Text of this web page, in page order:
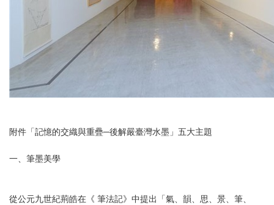
附件「記憶的交織與重疊─後解嚴臺灣水墨」五大主題
一、筆墨美學
從公元九世紀荊皓在《 筆法記》中提出「氣、韻、思、景、筆、